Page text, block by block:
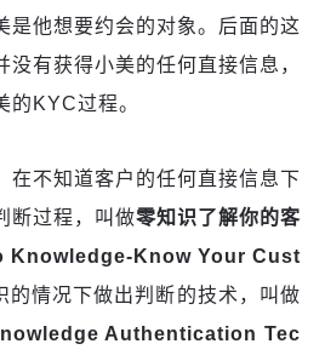
是他想要约会的对象。后面的这
有获得小美的任何直接信息，
的KYC过程。
在不知道客户的任何直接信息下
断过程，叫做零知识了解你的客
Knowledge-Know Your Cust
的情况下做出判断的技术，叫做
Authentication Tec